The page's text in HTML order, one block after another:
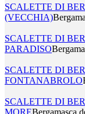
SCALETTE DI
(VECCHIA)
SCALETTE DI
PARADISO
SCALETTE DI
FONTANABROLO
SCALETTE DI
MOREBergamasca